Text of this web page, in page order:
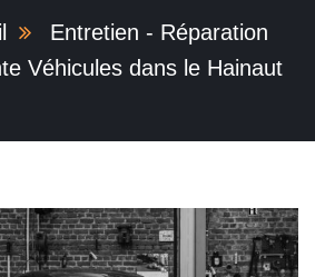
Entretien - Réparation
Véhicules dans le Hainaut